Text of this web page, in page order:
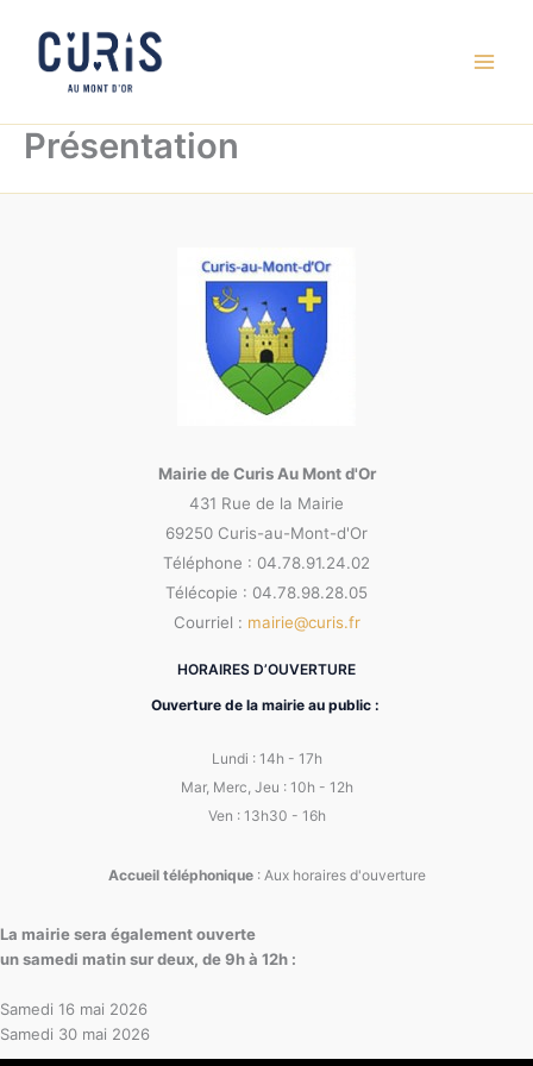
contenu
Présentation
Mairie de Curis Au Mont d'Or
431 Rue de la Mairie
69250 Curis-au-Mont-d'Or
Téléphone : 04.78.91.24.02
Télécopie : 04.78.98.28.05
Courriel : mairie@curis.fr
HORAIRES D’OUVERTURE
Ouverture de la mairie au public :
Lundi : 14h - 17h
Mar, Merc, Jeu : 10h - 12h
Ven : 13h30 - 16h
Accueil téléphonique: Aux horaires d'ouverture
La mairie sera également ouverte
un samedi matin sur deux, de 9h à 12h :
Samedi 16 mai 2026
Samedi 30 mai 2026